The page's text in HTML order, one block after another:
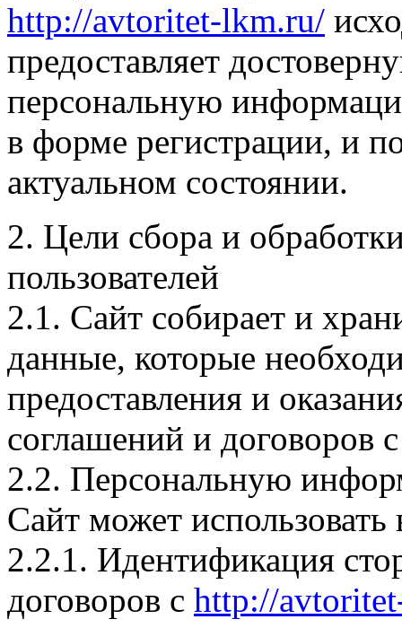
http://avtoritet-lkm.ru/
предоставляет
персональную
в форме регистрации, и
актуальном состоянии.
2. Цели сбора и
пользователей
2.1. Сайт собирает и
данные, которые
предоставления и
соглашений и договоров
2.2. Персональную
Сайт может
2.2.1. Идентификация
договоров с http://